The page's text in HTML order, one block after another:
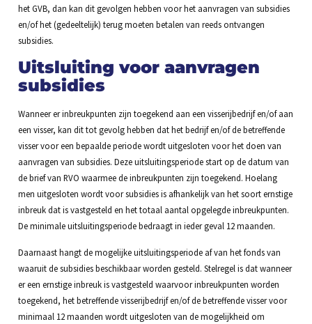
het GVB, dan kan dit gevolgen hebben voor het aanvragen van subsidies
en/of het (gedeeltelijk) terug moeten betalen van reeds ontvangen
subsidies.
Uitsluiting voor aanvragen
subsidies
Wanneer er inbreukpunten zijn toegekend aan een visserijbedrijf en/of aan
een visser, kan dit tot gevolg hebben dat het bedrijf en/of de betreffende
visser voor een bepaalde periode wordt uitgesloten voor het doen van
aanvragen van subsidies. Deze uitsluitingsperiode start op de datum van
de brief van RVO waarmee de inbreukpunten zijn toegekend. Hoelang
men uitgesloten wordt voor subsidies is afhankelijk van het soort ernstige
inbreuk dat is vastgesteld en het totaal aantal opgelegde inbreukpunten.
De minimale uitsluitingsperiode bedraagt in ieder geval 12 maanden.
Daarnaast hangt de mogelijke uitsluitingsperiode af van het fonds van
waaruit de subsidies beschikbaar worden gesteld. Stelregel is dat wanneer
er een ernstige inbreuk is vastgesteld waarvoor inbreukpunten worden
toegekend, het betreffende visserijbedrijf en/of de betreffende visser voor
minimaal 12 maanden wordt uitgesloten van de mogelijkheid om